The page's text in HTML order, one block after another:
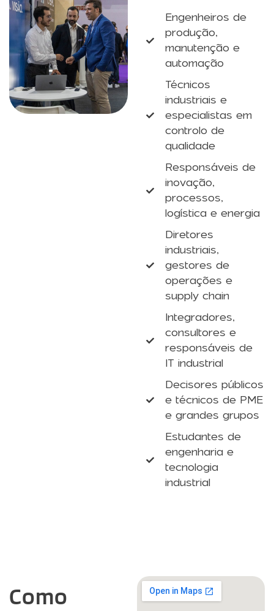
Engenheiros de
produção,
manutenção e
automação
Técnicos
industriais e
especialistas em
controlo de
qualidade
Responsáveis de
inovação,
processos,
logística e energia
Diretores
industriais,
gestores de
operações e
supply chain
Integradores,
consultores e
responsáveis de
IT industrial
Decisores públicos
e técnicos de PME
e grandes grupos
Estudantes de
engenharia e
tecnologia
industrial
Como